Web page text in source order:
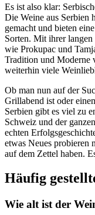
Es ist also klar:
Die Weine aus Serbien
gemacht und bieten
Sorten. Mit ihrer langen
wie Prokupac und
Tradition und Moderne
weiterhin viele
Ob man nun auf der
Grillabend ist oder
Serbien gibt es viel zu
Schweiz und der
echten
etwas Neues probieren
auf dem Zettel haben.
Häufig
Wie alt ist der